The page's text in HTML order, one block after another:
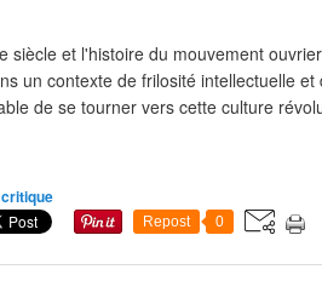
siècle et l'histoire du mouvement
un contexte de frilosité intellectuelle
de se tourner vers cette culture
Repost 0